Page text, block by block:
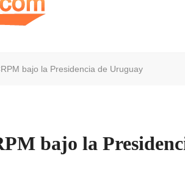
bajo la Presidencia de Uruguay
bajo la